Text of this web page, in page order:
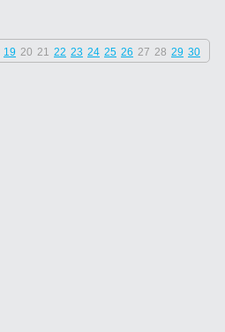
19 20 21 22 23 24 25 26 27 28 29 30